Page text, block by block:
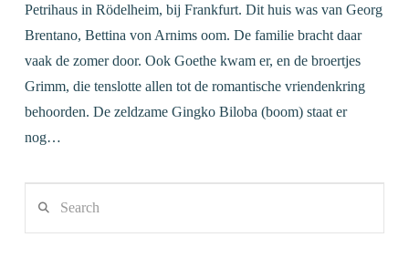
Petrihaus in Rödelheim, bij Frankfurt. Dit huis was van Georg
Brentano, Bettina von Arnims oom. De familie bracht daar
vaak de zomer door. Ook Goethe kwam er, en de broertjes
Grimm, die tenslotte allen tot de romantische vriendenkring
behoorden. De zeldzame Gingko Biloba (boom) staat er
nog…